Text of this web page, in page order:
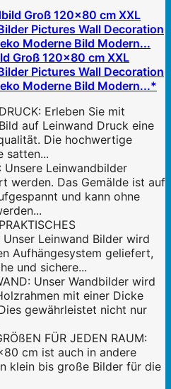
Groß 120x80 cm XXL
Pictures Wall Decoration
Moderne Bild Modern...*
Erleben Sie mit
auf Leinwand Druck eine
Die hochwertige
satten...
Unsere Leinwandbilder
werden. Das Gemälde ist auf
und kann ohne
Unser Leinwand Bilder wird
Aufhängesystem geliefert,
und sichere...
Unser Wandbilder wird
mit einer Dicke
gewährleistet nicht nur
FÜR JEDEN RAUM:
cm ist auch in andere
klein bis große Bilder für die